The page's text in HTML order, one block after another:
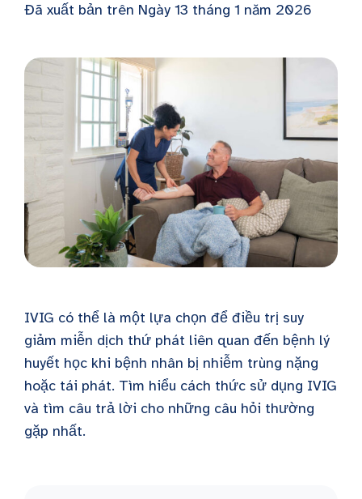
Đã xuất bản trên Ngày 13 tháng 1 năm 2026
IVIG có thể là một lựa chọn để điều trị suy
giảm miễn dịch thứ phát liên quan đến bệnh lý
huyết học khi bệnh nhân bị nhiễm trùng nặng
hoặc tái phát. Tìm hiểu cách thức sử dụng IVIG
và tìm câu trả lời cho những câu hỏi thường
gặp nhất.